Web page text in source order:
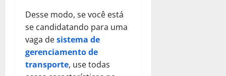
Desse modo, se você está
se candidatando para uma
vaga desistema de
gerenciamento de
transporte, use todas